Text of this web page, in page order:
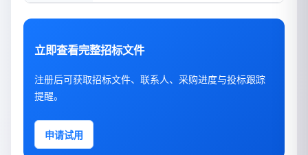
立即查看完整招标文件
注册后可获取招标文件、联系人、采购进度与投标跟踪
提醒。
申请试用